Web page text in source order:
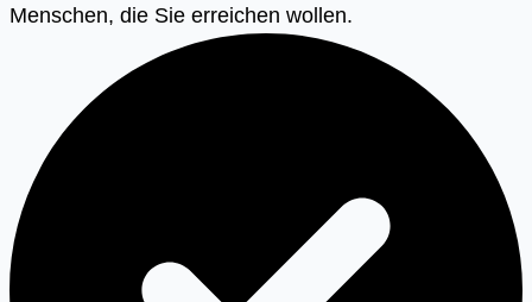
Menschen, die Sie erreichen wollen.